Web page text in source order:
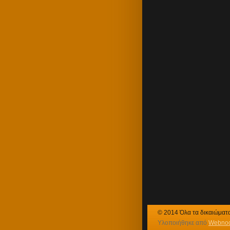
© 2014 Όλα τα
Υλοποιήθηκε από